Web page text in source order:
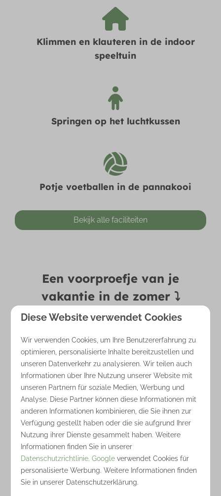
Klimmen en klauteren in de indoor
speeltuin
Springen op het luchtkussen
Potje voetballen in de pannakooi
Bekijk alle faciliteiten
Een voorproefje van je
vakantie in de zomer ⤵
Diese Website verwendet Cookies
Wir verwenden Cookies, um Ihre Benutzererfahrung zu
optimieren, personalisierte Inhalte bereitzustellen und
unseren Datenverkehr zu analysieren. Wir teilen auch
Informationen über Ihre Nutzung unserer Website mit
unseren Partnern für soziale Medien, Werbung und
Analyse. Diese Partner können diese Informationen mit
anderen Informationen kombinieren, die Sie ihnen zur
Verfügung gestellt haben oder die sie aufgrund Ihrer
Nutzung ihrer Dienste gesammelt haben. Weitere
Informationen finden Sie in unserer
Datenschutzrichtlinie.Google verwendet Cookies für
personalisierte Werbung. Weitere Informationen finden
Sie in unserer Datenschutzerklärung.